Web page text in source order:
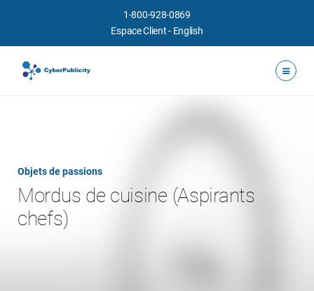
1-800-928-0869
Espace Client- English
Objets de passions
Mordus de cuisine (Aspirants
chefs)